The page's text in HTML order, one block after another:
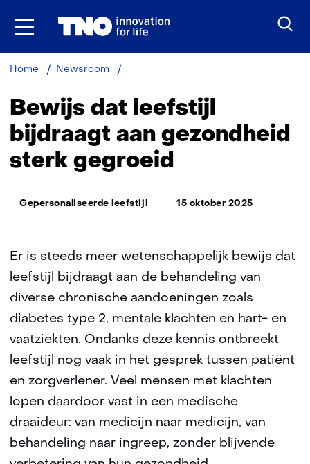
Ga
Home Newsroom
leefstijl
bijdraagt
gezondheid
sterk
gegroeid
Bewijs dat leefstijl
bijdraagt aan gezondheid
sterk gegroeid
Thema:
Gepersonaliseerde leefstijl 15 oktober 2025
Er is steeds meer wetenschappelijk bewijs dat
leefstijl bijdraagt aan de behandeling van
diverse chronische aandoeningen zoals
diabetes type 2, mentale klachten en hart- en
vaatziekten. Ondanks deze kennis ontbreekt
leefstijl nog vaak in het gesprek tussen patiënt
en zorgverlener. Veel mensen met klachten
lopen daardoor vast in een medische
draaideur: van medicijn naar medicijn, van
behandeling naar ingreep, zonder blijvende